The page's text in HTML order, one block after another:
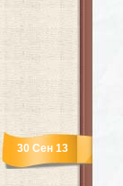
30 Сен 13